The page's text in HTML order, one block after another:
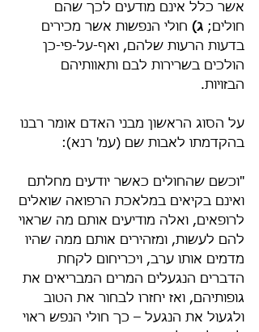
אשר כלל אינם מודעים לכך שהם
חולים; ג) חולי הנפשות אשר מכירים
בדעות הרעות שלהם, ואף-על-פי-כן
הולכים בשרירות לבם ותאוותיהם
הבזויות.
על הסוג הראשון מבני האדם אומר רבנו
בהקדמתו לאבות שם (עמ' רנא):
"וכשם שהחולים כאשר יודעים מחלתם
ואינם בקיאים במלאכת הרפואה שואלים
לרופאים, ואלה מודיעים אותם מה שראוי
להם לעשות, ומזהירים אותם ממה שהיו
מדמים אותו ערב, ויכריחום לקחת
הדברים הנגעלים המרים המבריאים את
גופותיהם, ואז יחזרו לבחור את הטוב
ולגעול את הנגעל – כך חולי הנפש ראוי